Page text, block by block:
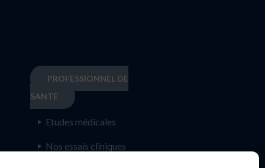
PROFESSIONNEL DE
SANTE
Etudes médicales
Nos essais cliniques